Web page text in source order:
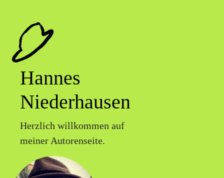
Hannes
Niederhausen
Herzlich willkommen auf
meiner Autorenseite.